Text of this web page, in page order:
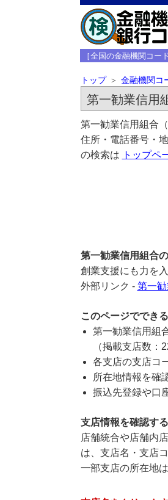
［全国の金融機関コー
トップ 金融機関コ
第一勧業信用
第一勧業信用組合
住所・電話番号・
の検索は
トップペ
第一勧業信用組合
創業支援にも力を
外部リンク - 第一
このページででき
第一勧業信用組
（掲載支店数：
各支店の支店コ
所在地情報を確
振込先登録や口
支店情報を確認す
店舗統合や店舗内
は、支店名・支店
一部支店の所在地